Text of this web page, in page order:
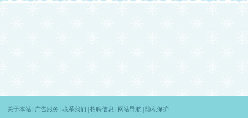
关于本站 广告服务 联系我们 招聘信息 网站导航 隐私保护